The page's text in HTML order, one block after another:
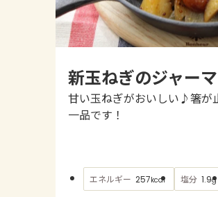
新玉ねぎのジャー
甘い玉ねぎがおいしい♪箸が
一品です！
エネルギー 257kcal 塩分 1.9g